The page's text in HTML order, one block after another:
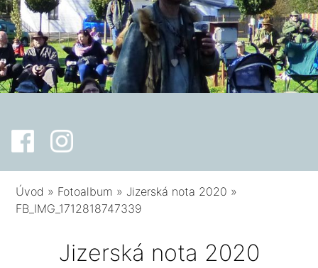
Úvod » Fotoalbum » Jizerská nota 2020 »
FB_IMG_1712818747339
Jizerská nota 2020